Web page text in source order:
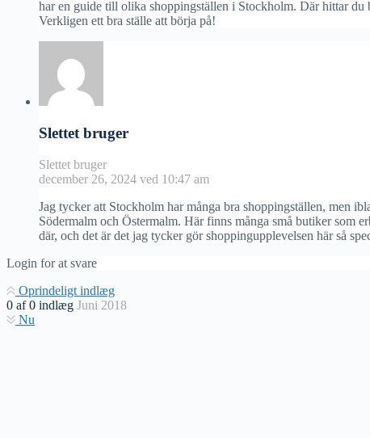
har en guide till olika shoppingställen i Stockholm. Där hittar du
Verkligen ett bra ställe att börja på!
Slettet bruger
Slettet bruger
december 26, 2024 ved 10:47 am
Jag tycker att Stockholm har många bra shoppingställen, men
Södermalm och Östermalm. Här finns många små butiker som
där, och det är det jag tycker gör shoppingupplevelsen här så
Login for at svare
Oprindeligt indlæg
0 af0 indlæg Juni 2018
Nu